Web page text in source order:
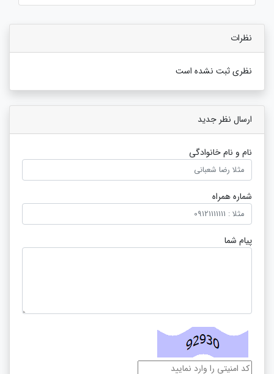
نظرات
نظری ثبت نشده است
ارسال نظر جدید
نام و نام خانوادگی
شماره همراه
پیام شما